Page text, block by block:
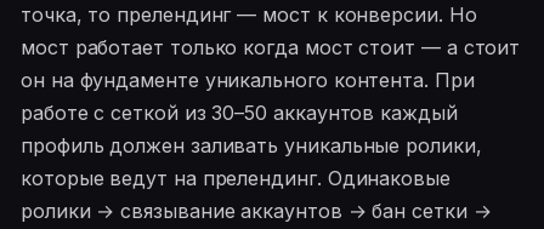
точка, то прелендинг — мост к конверсии. Но
мост работает только когда мост стоит — а стоит
он на фундаменте уникального контента. При
работе с сеткой из 30–50 аккаунтов каждый
профиль должен заливать уникальные ролики,
которые ведут на прелендинг. Одинаковые
ролики → связывание аккаунтов → бан сетки →